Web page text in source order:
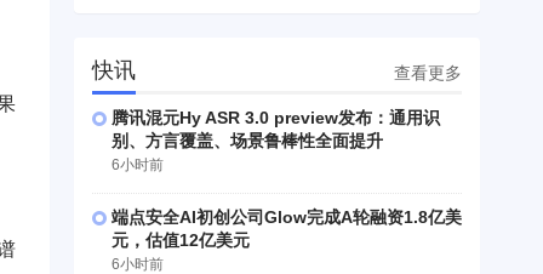
快讯 查看更多
腾讯混元Hy ASR 3.0 preview发布：通用识
别、方言覆盖、场景鲁棒性全面提升
6小时前
端点安全AI初创公司Glow完成A轮融资1.8亿美
元，估值12亿美元
6小时前